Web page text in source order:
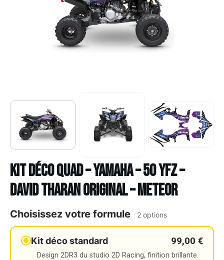
Kit déco Quad – YAMAHA – 50 YFZ –
DAVID THARAN ORIGINAL – METEOR
Choisissez votre formule 2 options
Kit déco standard 99,00 €
Design 2DR3 du studio 2D Racing, finition brillante.